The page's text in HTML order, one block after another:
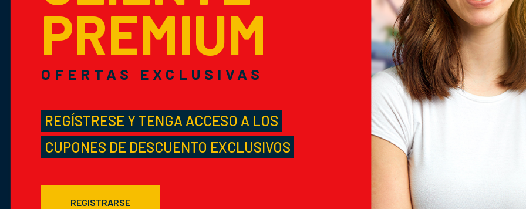
PREMIUM
OFERTAS EXCLUSIVAS
REGÍSTRESE Y TENGA ACCESO A LOS
CUPONES DE DESCUENTO EXCLUSIVOS
REGISTRARSE